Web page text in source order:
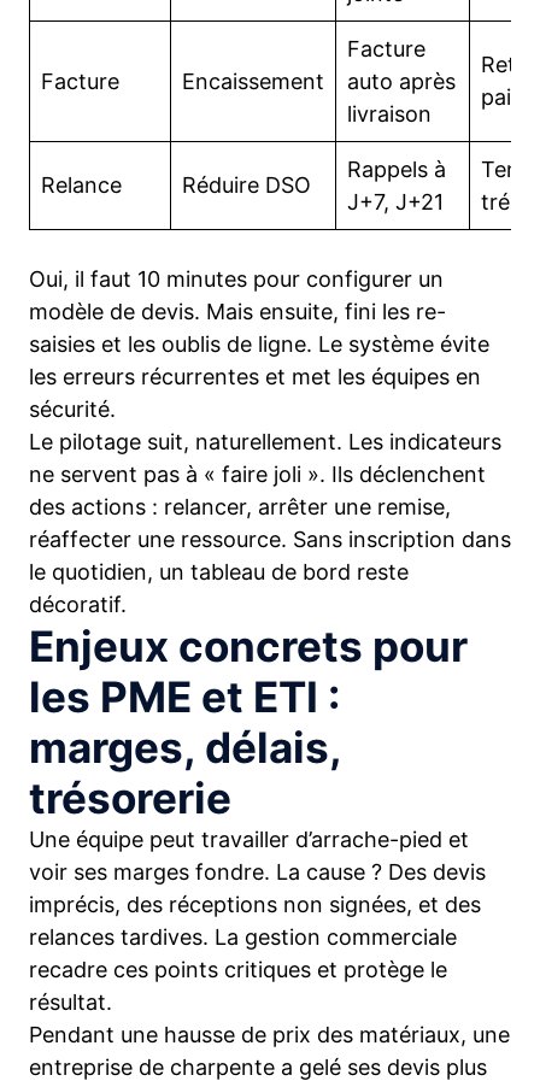
Facture Encaissement
Facture
auto après
livraison
Relance Réduire DSO
Rappels à
J+7, J+21
Oui, il faut 10 minutes pour configurer un
modèle de devis. Mais ensuite, fini les re-
saisies et les oublis de ligne. Le système évite
les erreurs récurrentes et met les équipes en
sécurité.
Le pilotage suit, naturellement. Les indicateurs
ne servent pas à « faire joli ». Ils déclenchent
des actions : relancer, arrêter une remise,
réaffecter une ressource. Sans inscription dans
le quotidien, un tableau de bord reste
décoratif.
Enjeux concrets pour
les PME et ETI :
marges, délais,
trésorerie
Une équipe peut travailler d’arrache-pied et
voir ses marges fondre. La cause ? Des devis
imprécis, des réceptions non signées, et des
relances tardives. La gestion commerciale
recadre ces points critiques et protège le
résultat.
Pendant une hausse de prix des matériaux, une
entreprise de charpente a gelé ses devis plus